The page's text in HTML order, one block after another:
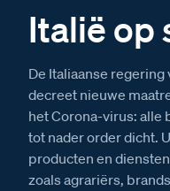
Italië op
De Italiaanse
decreet nieuwe
het Corona-virus: alle
tot nader order dicht.
producten en diensten
zoals agrariërs,